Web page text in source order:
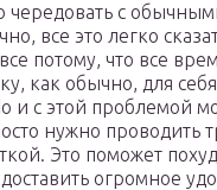
чередовать с
все это легко
потому, что все
как обычно, для
и с этой проблемой
нужно проводить
Это поможет
огромное